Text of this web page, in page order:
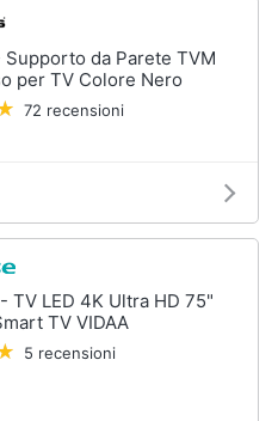
Supporto da Parete TVM
per TV Colore Nero
72 recensioni
TV LED 4K Ultra HD 75"
TV VIDAA
5 recensioni